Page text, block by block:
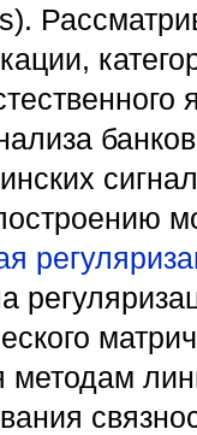
методам